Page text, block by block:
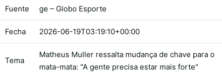
Fuente ge – Globo Esporte
Fecha 2026-06-19T03:19:10+00:00
Tema
Matheus Muller ressalta mudança de chave para o
mata-mata: "A gente precisa estar mais forte"